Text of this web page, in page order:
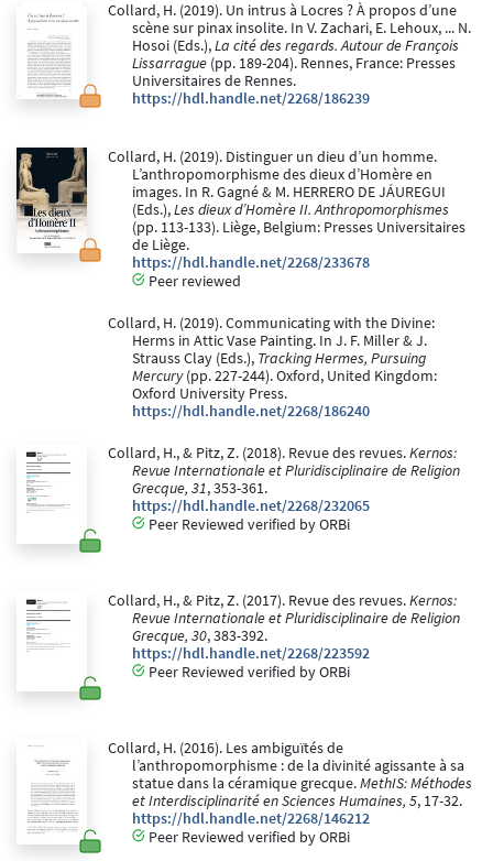
Collard, H. (2019). Un intrus à Locres ? À propos d’une
scène sur pinax insolite. In V. Zachari, E. Lehoux, ... N.
Hosoi (Eds.),La cité des regards. Autour de François
Lissarrague (pp. 189-204). Rennes, France: Presses
Universitaires de Rennes.
https://hdl.handle.net/2268/186239
Collard, H. (2019). Distinguer un dieu d’un homme.
L’anthropomorphisme des dieux d’Homère en
images. In R. Gagné & M. HERRERO DE JÁUREGUI
(Eds.),Les dieux d’Homère II. Anthropomorphismes
(pp. 113-133). Liège, Belgium: Presses Universitaires
de Liège.
https://hdl.handle.net/2268/233678
Peer reviewed
Collard, H. (2019). Communicating with the Divine:
Herms in Attic Vase Painting. In J. F. Miller & J.
Strauss Clay (Eds.), Tracking Hermes, Pursuing
Mercury(pp. 227-244). Oxford, United Kingdom:
Oxford University Press.
https://hdl.handle.net/2268/186240
Collard, H., & Pitz, Z. (2018). Revue des revues.Kernos:
Revue Internationale et Pluridisciplinaire de Religion
Grecque, 31, 353-361.
https://hdl.handle.net/2268/232065
Peer Reviewed verified by ORBi
Collard, H., & Pitz, Z. (2017). Revue des revues.Kernos:
Revue Internationale et Pluridisciplinaire de Religion
Grecque, 30, 383-392.
https://hdl.handle.net/2268/223592
Peer Reviewed verified by ORBi
Collard, H. (2016). Les ambiguïtés de
l’anthropomorphisme : de la divinité agissante à sa
statue dans la céramique grecque.MethIS: Méthodes
et Interdisciplinarité en Sciences Humaines, 5, 17-32.
https://hdl.handle.net/2268/146212
Peer Reviewed verified by ORBi